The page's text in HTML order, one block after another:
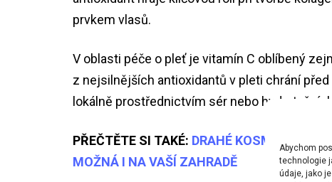
Abychom
technologie
údaje, jako
prvkem vlasů.
V oblasti péče o pleť je vitamín C oblíbený
z nejsilnějších antioxidantů v pleti chrání
lokálně prostřednictvím sér nebo
PŘEČTĚTE SI TAKÉ: DRAHÉ KOSMETICKÉ
MOŽNÁ I NA VAŠÍ ZAHRADĚ